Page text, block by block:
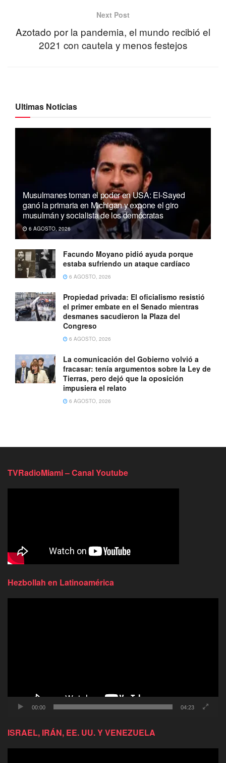
Next Post
Azotado por la pandemia, el mundo recibió el
2021 con cautela y menos festejos
Ultimas Noticias
Musulmanes toman el poder en USA: El-Sayed
ganó la primaria en Michigan y expone el giro
musulmán y socialista de los demócratas
6 AGOSTO, 2026
Facundo Moyano pidió ayuda porque
estaba sufriendo un ataque cardíaco
6 AGOSTO, 2026
Propiedad privada: El oficialismo resistió
el primer embate en el Senado mientras
desmanes sacudieron la Plaza del
Congreso
6 AGOSTO, 2026
La comunicación del Gobierno volvió a
fracasar: tenía argumentos sobre la Ley de
Tierras, pero dejó que la oposición
impusiera el relato
6 AGOSTO, 2026
TVRadioMiami – Canal Youtube
Hezbollah en Latinoamérica
00:00 04:23
ISRAEL, IRÁN, EE. UU. Y VENEZUELA